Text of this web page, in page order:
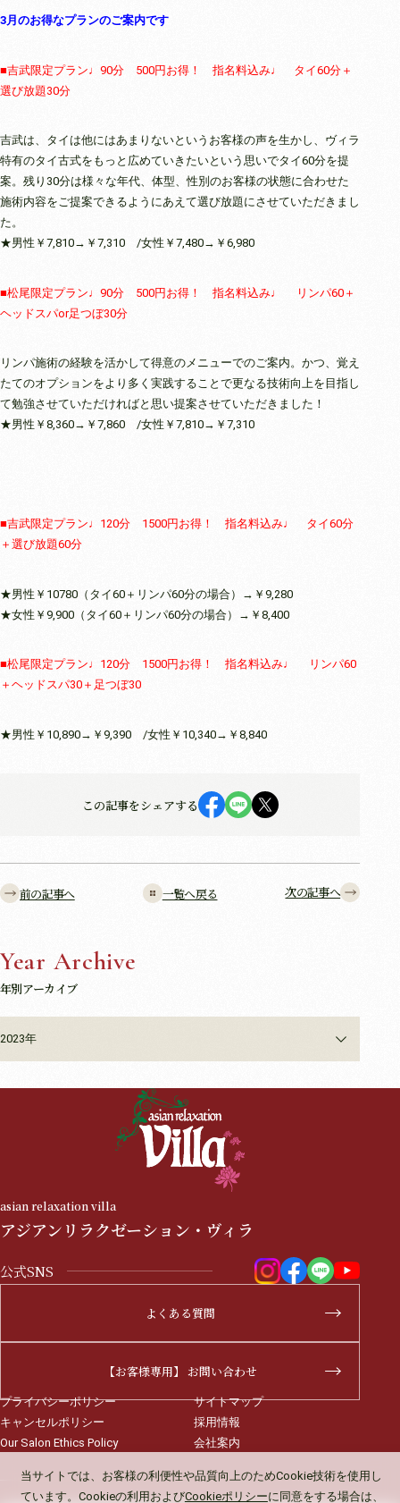
3月のお得なプランのご案内です
■吉武限定プラン♩90分 500円お得！ 指名料込み♩ タイ60分＋
選び放題30分
吉武は、タイは他にはあまりないというお客様の声を生かし、ヴィラ
特有のタイ古式をもっと広めていきたいという思いでタイ60分を提
案。残り30分は様々な年代、体型、性別のお客様の状態に合わせた
施術内容をご提案できるようにあえて選び放題にさせていただきまし
た。
★男性￥7,810→￥7,310 /女性￥7,480→￥6,980
■松尾限定プラン♩90分 500円お得！ 指名料込み♩ リンパ60＋
ヘッドスパor足つぼ30分
リンパ施術の経験を活かして得意のメニューでのご案内。かつ、覚え
たてのオプションをより多く実践することで更なる技術向上を目指し
て勉強させていただければと思い提案させていただきました！
★男性￥8,360→￥7,860 /女性￥7,810→￥7,310
■吉武限定プラン♩120分 1500円お得！ 指名料込み♩ タイ60分
＋選び放題60分
★男性￥10780（タイ60＋リンパ60分の場合）→￥9,280
★女性￥9,900（タイ60＋リンパ60分の場合）→￥8,400
■松尾限定プラン♩120分 1500円お得！ 指名料込み♩ リンパ60
＋ヘッドスパ30＋足つぼ30
★男性￥10,890→￥9,390 /女性￥10,340→￥8,840
この記事をシェアする
前の記事へ 一覧へ戻る 次の記事へ
Year Archive
年別アーカイブ
2023年
asian relaxation villa
アジアンリラクゼーション・ヴィラ
公式SNS
よくある質問
【お客様専用】 お問い合わせ
プライバシーポリシー
キャンセルポリシー
Our Salon Ethics Policy
サイトマップ
採用情報
会社案内
当サイトでは、お客様の利便性や品質向上のためCookie技術を使用し
ています。Cookieの利用およびCookieポリシーに同意をする場合は、